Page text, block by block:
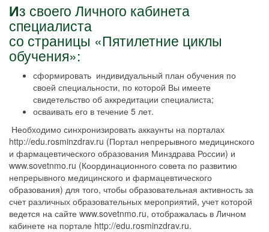
Из своего Личного кабинета
специалиста
со страницы «Пятилетние циклы
обучения»:
сформировать индивидуальный план обучения по
своей специальности, по которой Вы имеете
свидетельство об аккредитации специалиста;
осваивать его в течение 5 лет.
Необходимо синхронизировать аккаунты на порталах
http://edu.rosminzdrav.ru (Портал непрерывного медицинского
и фармацевтического образования Минздрава России) и
www.sovetnmo.ru (Координационного совета по развитию
непрерывного медицинского и фармацевтического
образования) для того, чтобы образовательная активность за
счет различных образовательных мероприятий, учет которой
ведется на сайте www.sovetnmo.ru, отображалась в Личном
кабинете на портале http://edu.rosminzdrav.ru.